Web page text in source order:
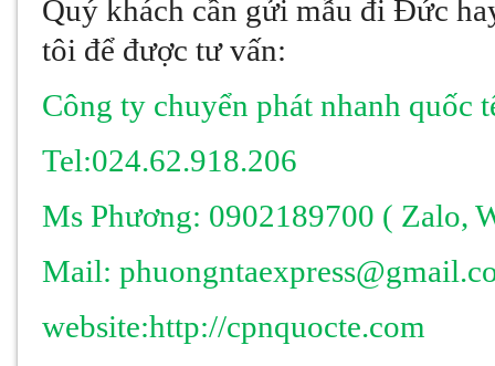
Quý khách cần gửi mẫu đi Đức
tôi để được tư vấn:
Công ty chuyển phát nhanh quốc
Tel:024.62.918.206
Ms Phương: 0902189700 ( Zalo,
Mail:
website:http://cpnquocte.com